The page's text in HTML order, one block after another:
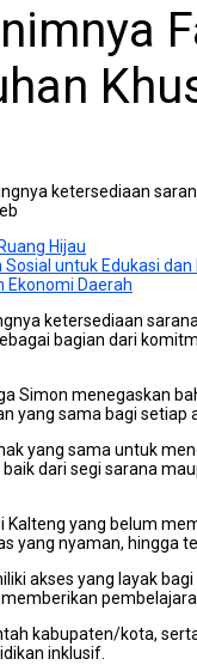
ketersediaan
Hijau
untuk Edukasi
Ekonomi Daerah
ketersediaan
bagian dari
Simon menegaskan
yang sama bagi setiap
yang sama untuk
dari segi sarana
Kalteng yang belum
yang nyaman, hingga
akses yang layak
kabupaten/kota,
inklusif.